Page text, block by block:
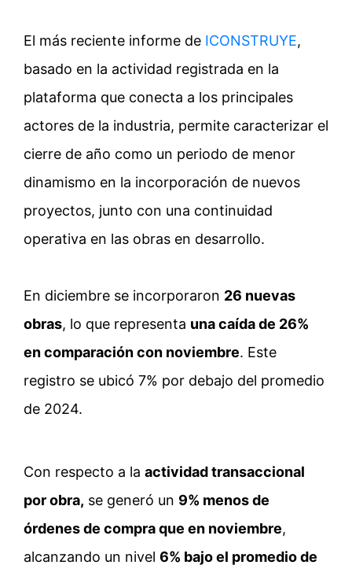
El más reciente informe de ICONSTRUYE,
basado en la actividad registrada en la
plataforma que conecta a los principales
actores de la industria, permite caracterizar el
cierre de año como un periodo de menor
dinamismo en la incorporación de nuevos
proyectos, junto con una continuidad
operativa en las obras en desarrollo.
En diciembre se incorporaron 26 nuevas
obras, lo que representa una caída de 26%
en comparación con noviembre. Este
registro se ubicó 7% por debajo del promedio
de 2024.
Con respecto a la actividad transaccional
por obra, se generó un 9% menos de
órdenes de compra que en noviembre,
alcanzando un nivel 6% bajo el promedio de